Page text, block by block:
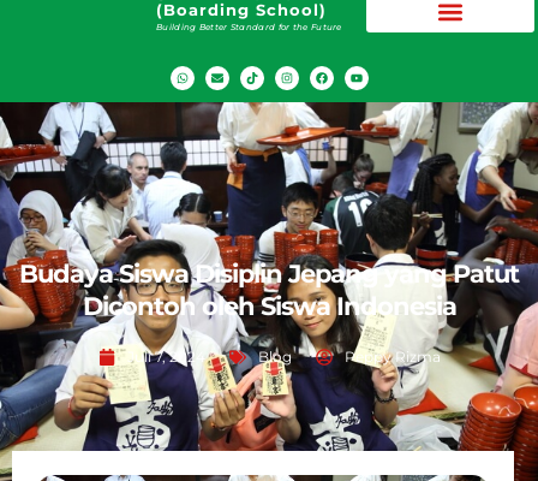
(Boarding School)
Building Better Standard for the Future
Budaya Siswa Disiplin Jepang yang Patut
Dicontoh oleh Siswa Indonesia
Juli 7, 2024 Blog Peppy Rizma